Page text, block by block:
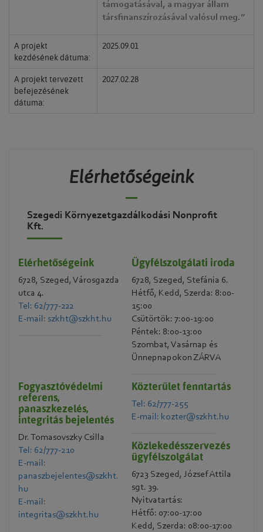
támogatásával, a magyar állam
társfinanszírozásával valósul meg.”
A projekt
kezdésének dátuma:
2025.09.01
A projekt tervezett
befejezésének
dátuma:
2027.02.28
Elérhetőségeink
Szegedi Környezetgazdálkodási Nonprofit
Kft.
Elérhetőségeink
6728, Szeged, Városgazda
utca 4.
Tel: 62/777-222
E-mail: szkht@szkht.hu
Ügyfélszolgálati iroda
6728, Szeged, Stefánia 6.
Hétfő, Kedd, Szerda: 8:00-
15:00
Csütörtök: 7:00-19:00
Péntek: 8:00-13:00
Szombat, Vasárnap és
Ünnepnapokon ZÁRVA
Fogyasztóvédelmi
referens,
panaszkezelés,
integritás bejelentés
Dr. Tomasovszky Csilla
Tel: 62/777-210
E-mail:
panaszbejelentes@szkht.
hu
E-mail:
integritas@szkht.hu
Közterület fenntartás
Tel: 62/777-255
E-mail: kozter@szkht.hu
Közlekedésszervezés
ügyfélszolgálat
6723 Szeged, József Attila
sgt. 39.
Nyitvatartás:
Hétfő: 07:00-17:00
Kedd, Szerda: 08:00-17:00